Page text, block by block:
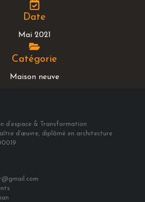
Date
Mai 2021
Catégorie
Maison neuve
d’espace & Transformation
d’œuvre, diplômé en architecture